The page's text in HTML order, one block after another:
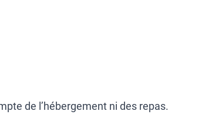
de l’hébergement ni des repas.